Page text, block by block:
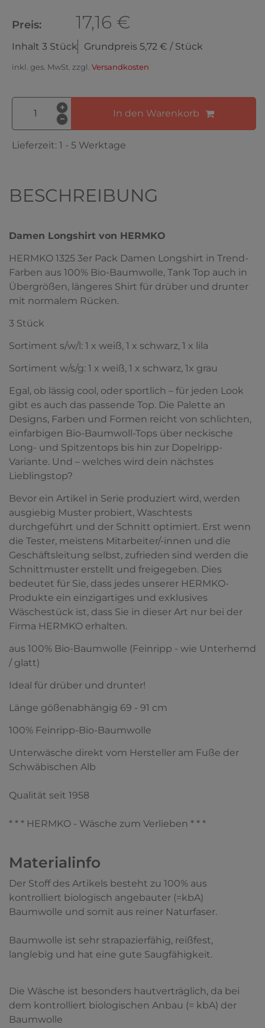
Preis: 17,16 €
Inhalt 3 Stück Grundpreis 5,72 € / Stück
inkl. ges. MwSt. zzgl. Versandkosten
In den Warenkorb
Lieferzeit: 1 - 5 Werktage
BESCHREIBUNG
Damen Longshirt von HERMKO
HERMKO 1325 3er Pack Damen Longshirt in Trend-
Farben aus 100% Bio-Baumwolle, Tank Top auch in
Übergrößen, längeres Shirt für drüber und drunter
mit normalem Rücken.
3 Stück
Sortiment s/w/l: 1 x weiß, 1 x schwarz, 1 x lila
Sortiment w/s/g: 1 x weiß, 1 x schwarz, 1x grau
Egal, ob lässig cool, oder sportlich – für jeden Look
gibt es auch das passende Top. Die Palette an
Designs, Farben und Formen reicht von schlichten,
einfarbigen Bio-Baumwoll-Tops über neckische
Long- und Spitzentops bis hin zur Dopelripp-
Variante. Und – welches wird dein nächstes
Lieblingstop?
Bevor ein Artikel in Serie produziert wird, werden
ausgiebig Muster probiert, Waschtests
durchgeführt und der Schnitt optimiert. Erst wenn
die Tester, meistens Mitarbeiter/-innen und die
Geschäftsleitung selbst, zufrieden sind werden die
Schnittmuster erstellt und freigegeben. Dies
bedeutet für Sie, dass jedes unserer HERMKO-
Produkte ein einzigartiges und exklusives
Wäschestück ist, dass Sie in dieser Art nur bei der
Firma HERMKO erhalten.
aus 100% Bio-Baumwolle (Feinripp - wie Unterhemd
/ glatt)
Ideal für drüber und drunter!
Länge gößenabhängig 69 - 91 cm
100% Feinripp-Bio-Baumwolle
Unterwäsche direkt vom Hersteller am Fuße der
Schwäbischen Alb
Qualität seit 1958
* * * HERMKO - Wäsche zum Verlieben * * *
Materialinfo
Der Stoff des Artikels besteht zu 100% aus
kontrolliert biologisch angebauter (=kbA)
Baumwolle und somit aus reiner Naturfaser.
Baumwolle ist sehr strapazierfähig, reißfest,
langlebig und hat eine gute Saugfähigkeit.
Die Wäsche ist besonders hautverträglich, da bei
dem kontrolliert biologischen Anbau (= kbA) der
Baumwolle